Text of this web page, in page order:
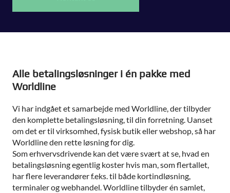
Alle betalingsløsninger i én pakke med
Worldline
Vi har indgået et samarbejde med Worldline, der tilbyder
den komplette betalingsløsning, til din forretning. Uanset
om det er til virksomhed, fysisk butik eller webshop, så har
Worldline den rette løsning for dig.
Som erhvervsdrivende kan det være svært at se, hvad en
betalingsløsning egentlig koster hvis man, som flertallet,
har flere leverandører f.eks. til både kortindløsning,
terminaler og webhandel. Worldline tilbyder én samlet,